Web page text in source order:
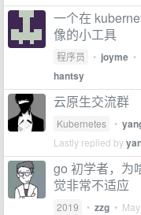
一个在
像的小工具
程序员 • joyme •
hantsy
云原生交流群
Kubernetes •
Lastly replied by
go 初学者，为
觉非常不适应
2019 • zzg •